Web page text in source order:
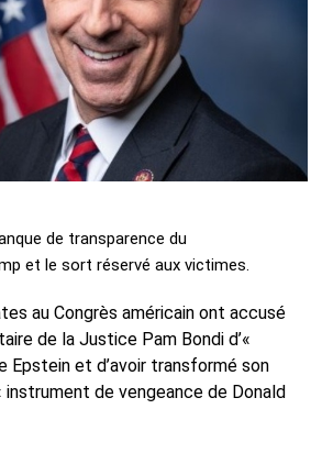
de transparence du
et le sort réservé aux victimes.
au Congrès américain ont accusé
de la Justice Pam Bondi d’«
Epstein et d’avoir transformé son
de vengeance de Donald